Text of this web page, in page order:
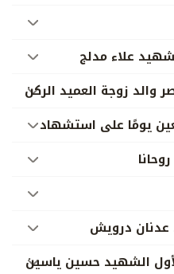
علاء مدلج
والد زوجة العميد الركن
يومًا على استشهاد
عدنان درويش
الشهيد حسين ياسين